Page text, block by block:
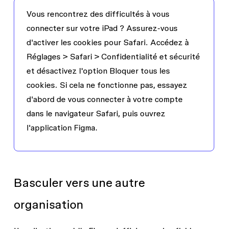
Vous rencontrez des difficultés à vous
connecter sur votre iPad ? Assurez-vous
d'activer les cookies pour Safari. Accédez à
Réglages> Safari> Confidentialité et sécurité
et désactivez l'option Bloquer tous les
cookies. Si cela ne fonctionne pas, essayez
d'abord de vous connecter à votre compte
dans le navigateur Safari, puis ouvrez
l'application Figma.
Basculer vers une autre
organisation